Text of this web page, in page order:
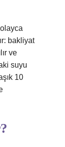
bakliyat
ve
suyu
10